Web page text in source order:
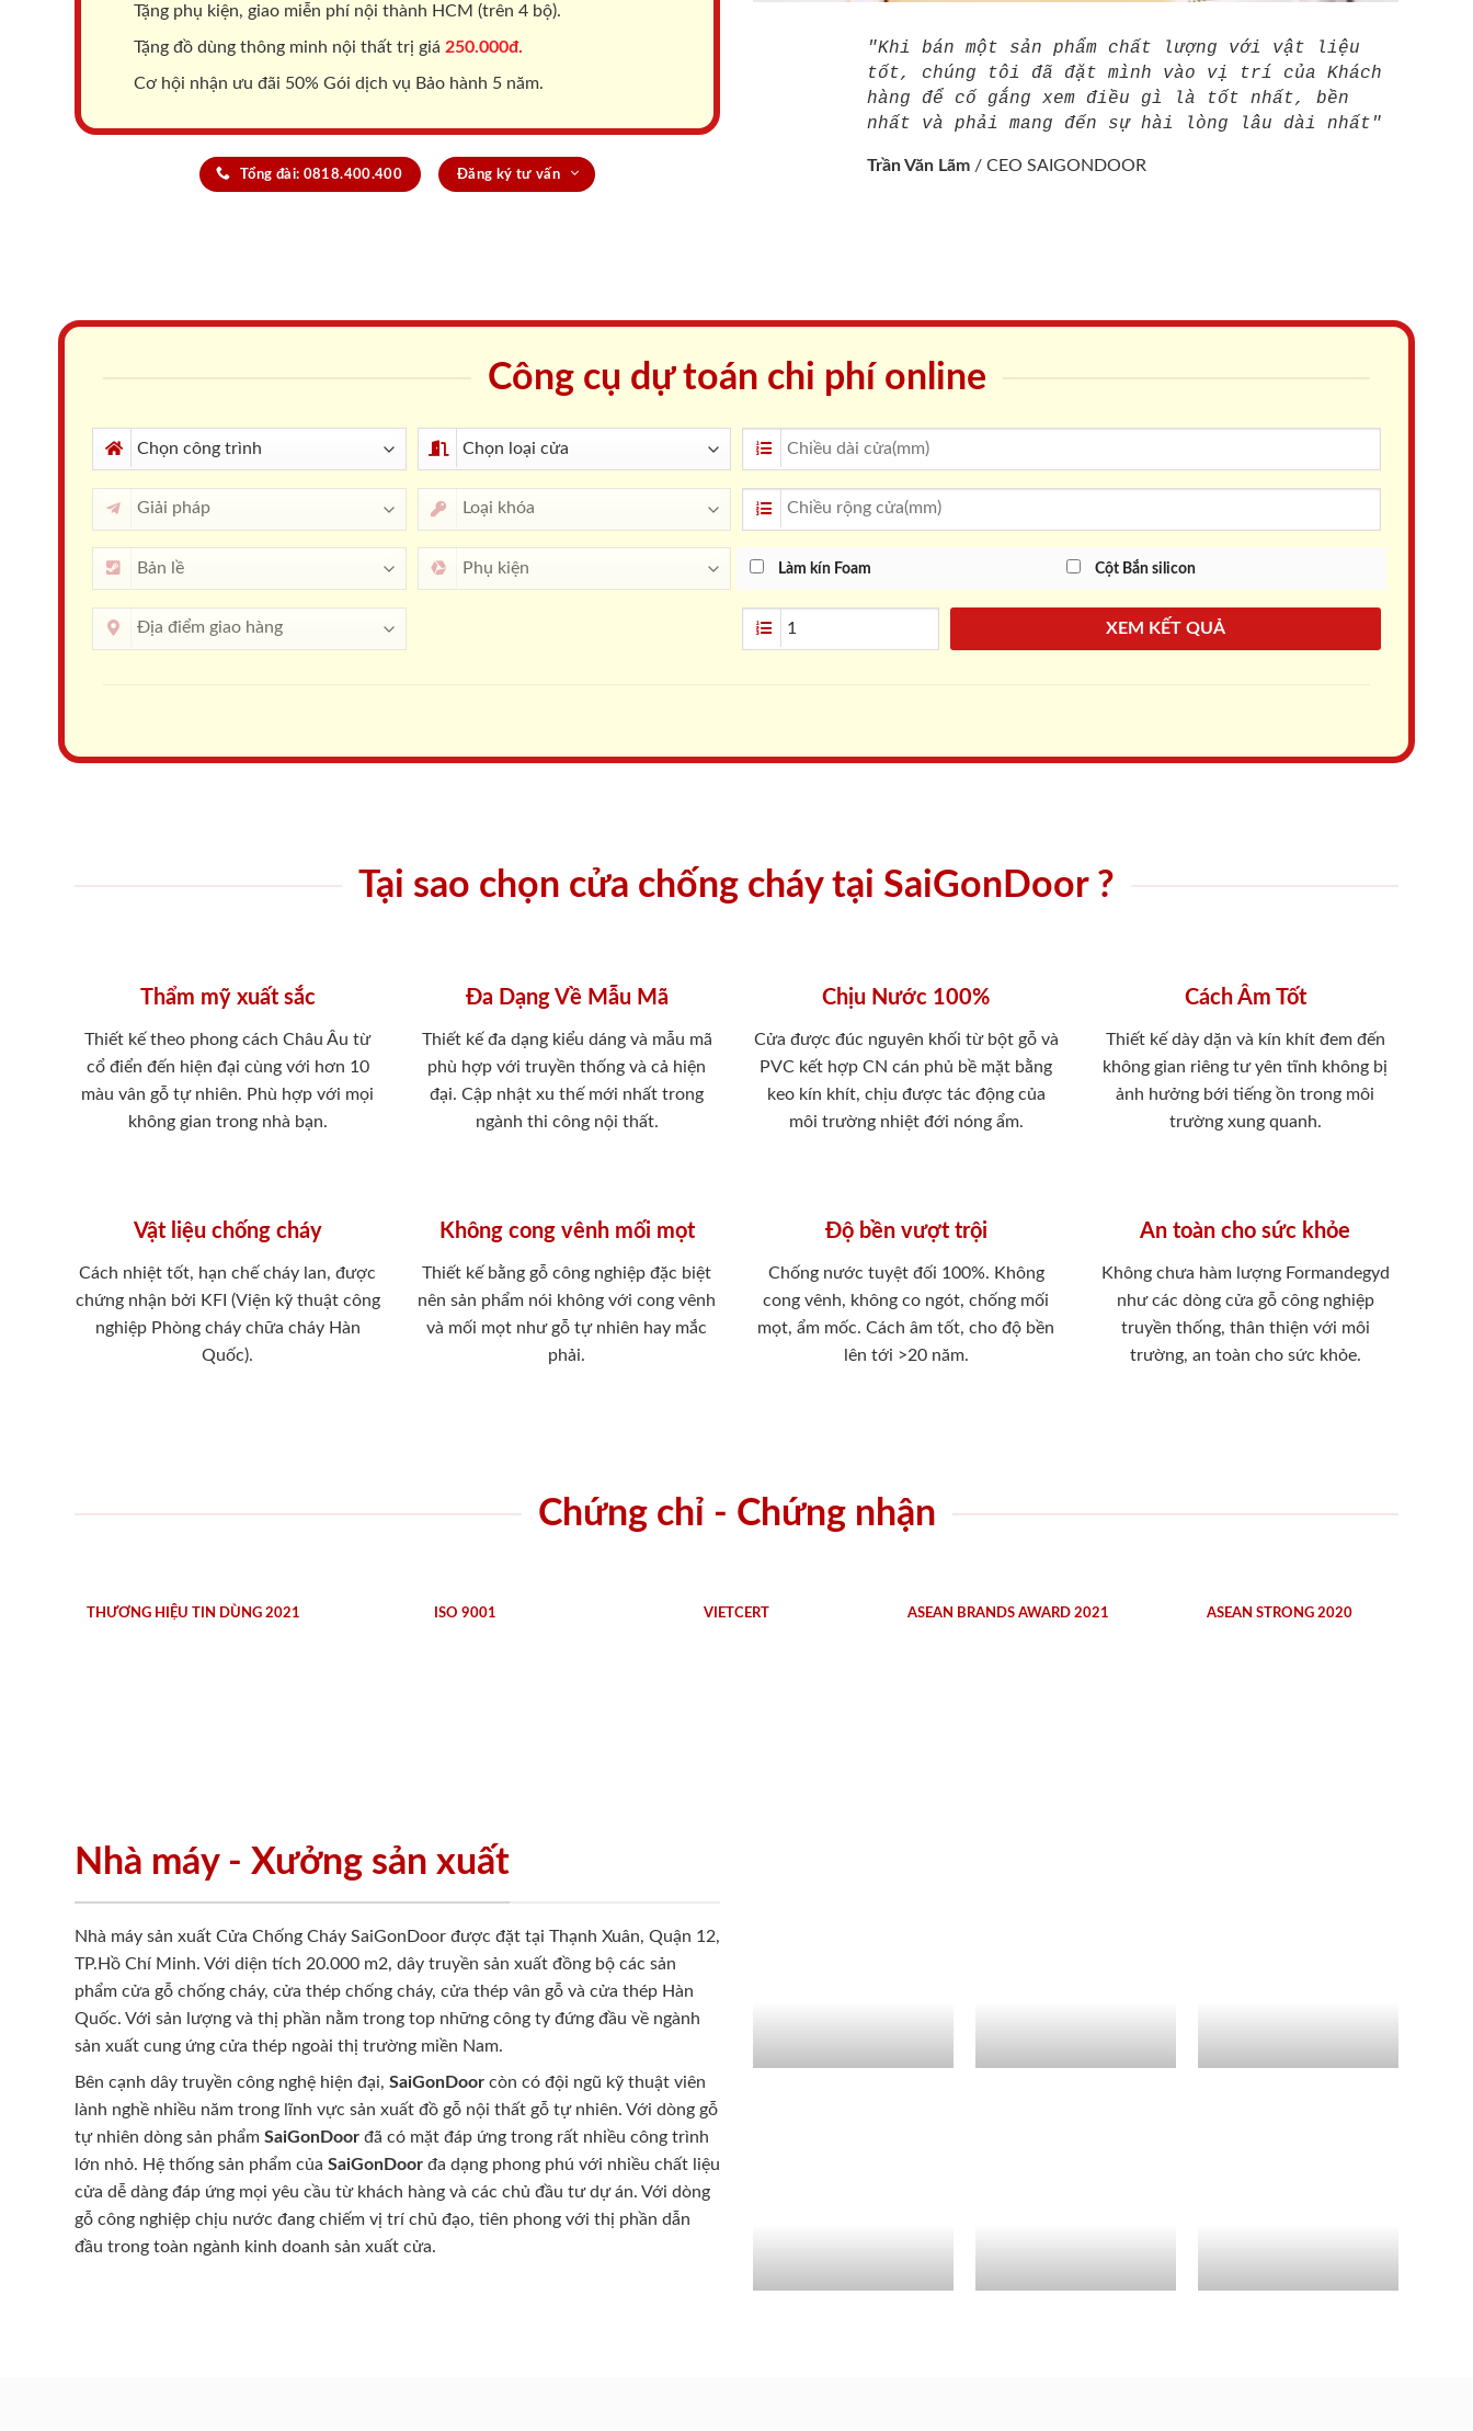
Tặng phụ kiện, giao miễn phí nội thành HCM (trên 4 bộ).
Tặng đồ dùng thông minh nội thất trị giá 250.000đ.
Cơ hội nhận ưu đãi 50% Gói dịch vụ Bảo hành 5 năm.
Tổng đài: 0818.400.400 Đăng ký tư vấn
"Khi bán một sản phẩm chất lượng với vật liệu
tốt, chúng tôi đã đặt mình vào vị trí của Khách
hàng để cố gắng xem điều gì là tốt nhất, bền
nhất và phải mang đến sự hài lòng lâu dài nhất"
Trần Văn Lãm / CEO SAIGONDOOR
Công cụ dự toán chi phí online
Làm kín Foam Cột Bắn silicon
XEM KẾT QUẢ
Tại sao chọn cửa chống cháy tại SaiGonDoor ?
Thẩm mỹ xuất sắc
Thiết kế theo phong cách Châu Âu từ
cổ điển đến hiện đại cùng với hơn 10
màu vân gỗ tự nhiên. Phù hợp với mọi
không gian trong nhà bạn.
Đa Dạng Về Mẫu Mã
Thiết kế đa dạng kiểu dáng và mẫu mã
phù hợp với truyền thống và cả hiện
đại. Cập nhật xu thế mới nhất trong
ngành thi công nội thất.
Chịu Nước 100%
Cửa được đúc nguyên khối từ bột gỗ và
PVC kết hợp CN cán phủ bề mặt bằng
keo kín khít, chịu được tác động của
môi trường nhiệt đới nóng ẩm.
Cách Âm Tốt
Thiết kế dày dặn và kín khít đem đến
không gian riêng tư yên tĩnh không bị
ảnh hưởng bới tiếng ồn trong môi
trường xung quanh.
Vật liệu chống cháy
Cách nhiệt tốt, hạn chế cháy lan, được
chứng nhận bởi KFI (Viện kỹ thuật công
nghiệp Phòng cháy chữa cháy Hàn
Quốc).
Không cong vênh mối mọt
Thiết kế bằng gỗ công nghiệp đặc biệt
nên sản phẩm nói không với cong vênh
và mối mọt như gỗ tự nhiên hay mắc
phải.
Độ bền vượt trội
Chống nước tuyệt đối 100%. Không
cong vênh, không co ngót, chống mối
mọt, ẩm mốc. Cách âm tốt, cho độ bền
lên tới >20 năm.
An toàn cho sức khỏe
Không chưa hàm lượng Formandegyd
như các dòng cửa gỗ công nghiệp
truyền thống, thân thiện với môi
trường, an toàn cho sức khỏe.
Chứng chỉ - Chứng nhận
THƯƠNG HIỆU TIN DÙNG 2021 ISO 9001 VIETCERT ASEAN BRANDS AWARD 2021 ASEAN STRONG 2020
Nhà máy - Xưởng sản xuất
Nhà máy sản xuất Cửa Chống Cháy SaiGonDoor được đặt tại Thạnh Xuân, Quận 12,
TP.Hồ Chí Minh. Với diện tích 20.000 m2, dây truyền sản xuất đồng bộ các sản
phẩm cửa gỗ chống cháy, cửa thép chống cháy, cửa thép vân gỗ và cửa thép Hàn
Quốc. Với sản lượng và thị phần nằm trong top những công ty đứng đầu về ngành
sản xuất cung ứng cửa thép ngoài thị trường miền Nam.
Bên cạnh dây truyền công nghệ hiện đại, SaiGonDoor còn có đội ngũ kỹ thuật viên
lành nghề nhiều năm trong lĩnh vực sản xuất đồ gỗ nội thất gỗ tự nhiên. Với dòng gỗ
tự nhiên dòng sản phẩm SaiGonDoor đã có mặt đáp ứng trong rất nhiều công trình
lớn nhỏ. Hệ thống sản phẩm của SaiGonDoor đa dạng phong phú với nhiều chất liệu
cửa dễ dàng đáp ứng mọi yêu cầu từ khách hàng và các chủ đầu tư dự án. Với dòng
gỗ công nghiệp chịu nước đang chiếm vị trí chủ đạo, tiên phong với thị phần dẫn
đầu trong toàn ngành kinh doanh sản xuất cửa.